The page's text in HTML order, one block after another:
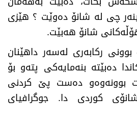
چی لە شانۆ دەوێت ؟ هێزی
شانۆ هەبێت.
ركابەری لەسەر داهێنان
دەبێتە بنەمایەكی پتەو بۆ
بوونەوەو دەست پێ‌ كردنی
كوردی دا. جوگرافیای